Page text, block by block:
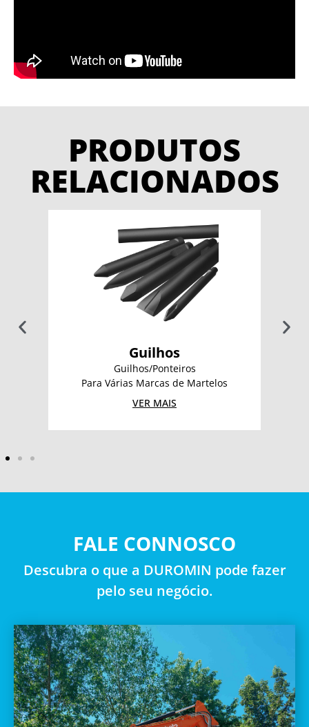
PRODUTOS
RELACIONADOS
Guilhos
Guilhos/Ponteiros
Para Várias Marcas de Martelos
VER MAIS
FALE CONNOSCO
Descubra o que a DUROMIN pode fazer
pelo seu negócio.